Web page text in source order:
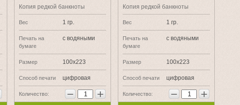
Копия редкой банкноты
Вес 1 гр.
Печать на
бумаге
с водяными
Размер 100х223
Способ печати цифровая
Количество: − +
Копия редкой банкноты
Вес 1 гр.
Печать на
бумаге
с водяными
Размер 100х223
Способ печати цифровая
Количество: − +